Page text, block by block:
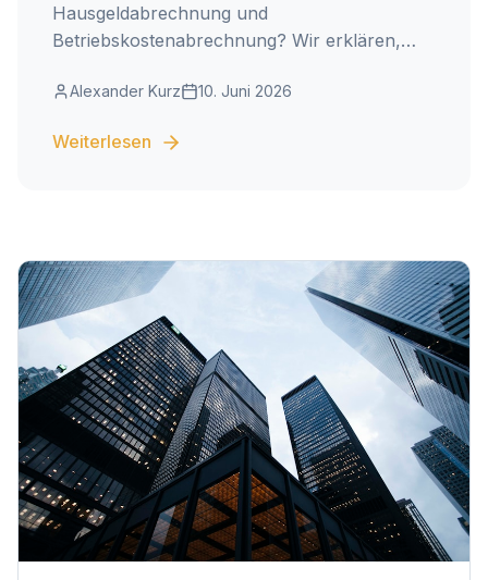
Hausgeldabrechnung und
Betriebskostenabrechnung? Wir erklären,
was bei Verspätung passiert.
Alexander Kurz 10. Juni 2026
Weiterlesen